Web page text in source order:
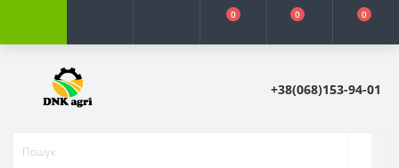
0 0 0
+38(068)153-94-01